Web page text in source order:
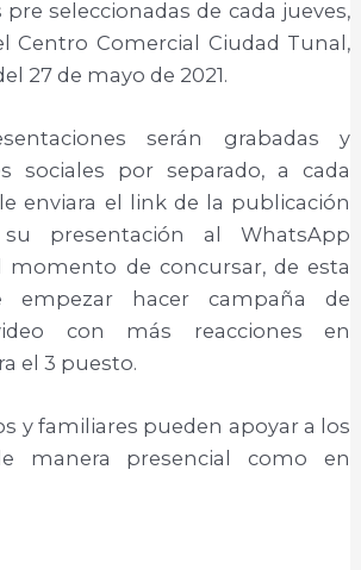
seleccionadas de cada jueves,
Centro Comercial Ciudad Tunal,
27 de mayo de 2021.
serán grabadas y
sociales por separado, a cada
enviara el link de la publicación
presentación al WhatsApp
momento de concursar, de esta
empezar hacer campaña de
con más reacciones en
el 3 puesto.
y familiares pueden apoyar a los
manera presencial como en